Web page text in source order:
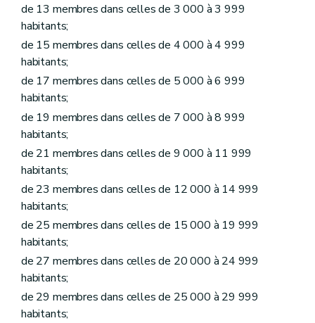
Titre II Administration des biens de la commune
Art. L1221-1
Art. L1221-2
Art. L1222-1
Art. L1222-4
Titre III Administration de certains services communaux
Section première Régies communales ordinaires
Art. L1231-1
Art. L1231-3
Art. L1231-5
Art. L1231-7
Art. L1231-8
de 13 membres dans celles de 3 000 à 3 999
habitants;
de 15 membres dans celles de 4 000 à 4 999
habitants;
de 17 membres dans celles de 5 000 à 6 999
habitants;
de 19 membres dans celles de 7 000 à 8 999
habitants;
de 21 membres dans celles de 9 000 à 11 999
habitants;
de 23 membres dans celles de 12 000 à 14 999
habitants;
de 25 membres dans celles de 15 000 à 19 999
habitants;
de 27 membres dans celles de 20 000 à 24 999
habitants;
de 29 membres dans celles de 25 000 à 29 999
habitants;